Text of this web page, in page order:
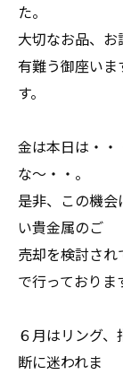
た。
大切なお品、
有難う御座い
す。
金は本日は・
な～・・。
是非、この機
い貴金属のご
売却を検討さ
で行っておりま
６月はリング
断に迷われま